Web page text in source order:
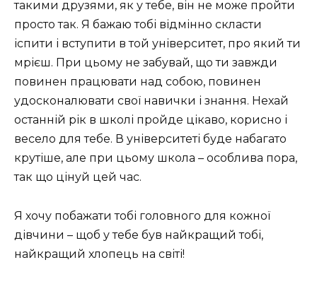
такими друзями, як у тебе, він не може пройти
просто так. Я бажаю тобі відмінно скласти
іспити і вступити в той університет, про який ти
мрієш. При цьому не забувай, що ти завжди
повинен працювати над собою, повинен
удосконалювати свої навички і знання. Нехай
останній рік в школі пройде цікаво, корисно і
весело для тебе. В університеті буде набагато
крутіше, але при цьому школа – особлива пора,
так що цінуй цей час.
Я хочу побажати тобі головного для кожної
дівчини – щоб у тебе був найкращий тобі,
найкращий хлопець на світі!